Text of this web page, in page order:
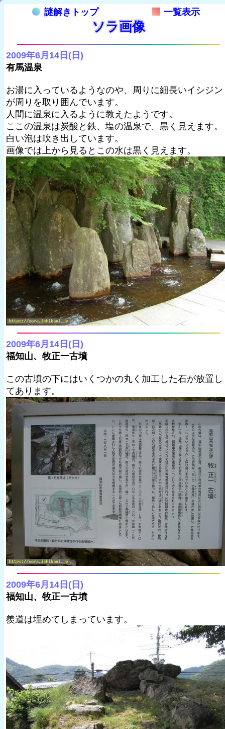
謎解きトップ 一覧表示
ソラ画像
2009年6月14日(日)
有馬温泉
お湯に入っているようなのや、周りに細長いイシジン
が周りを取り囲んでいます。
人間に温泉に入るように教えたようです。
ここの温泉は炭酸と鉄、塩の温泉で、黒く見えます。
白い泡は吹き出しています。
画像では上から見るとこの水は黒く見えます。
2009年6月14日(日)
福知山、牧正一古墳
この古墳の下にはいくつかの丸く加工した石が放置し
てあります。
2009年6月14日(日)
福知山、牧正一古墳
羨道は埋めてしまっています。